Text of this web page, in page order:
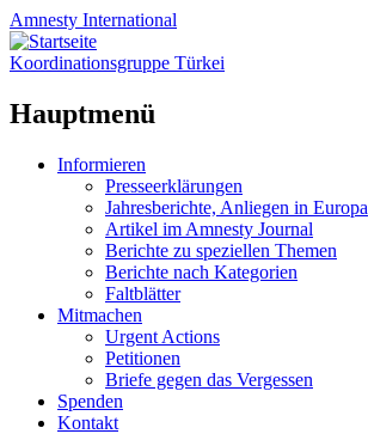
Amnesty International
Koordinationsgruppe Türkei
Hauptmenü
Zum
Informieren
Presseerklärungen
Jahresberichte, Anliegen in Europa
Artikel im Amnesty Journal
Berichte zu speziellen Themen
Berichte nach Kategorien
Faltblätter
Mitmachen
Urgent Actions
Petitionen
Briefe gegen das Vergessen
Spenden
Kontakt